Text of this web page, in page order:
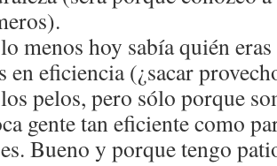
menos hoy sabía quién eras
en eficiencia (¿sacar
pelos, pero sólo porque
gente tan eficiente como
Bueno y porque tengo